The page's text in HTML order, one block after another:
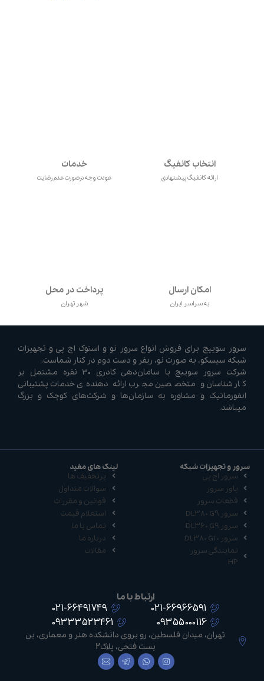
انتخاب کانفیگ
ارائه کانفیگ پیشنهادی
خدمات
عودت وجه درصورت عدم رضایت
امکان ارسال
به سراسر ایران
پرداخت در محل
شهر تهران
سرور سوییچ برای فروش انواع سرور نو و استوک اچ پی و تجهیزات
شبکه سیسکو، به صورت نو، ریفر و دست دوم در کنار شماست.
شرکت سرور سوییچ با سامان‌دهی کادری ۳۰ نفره مشتمل بر
کارشناسان و متخصصین مجرب ارائه دهنده‌ی خدمات پشتیبانی
انفورماتیک و مشاوره به سازمان‌ها و شرکت‌های کوچک و بزرگ
میباشد.
سرور و تجهیزات شبکه
سرور اچ پی
پاور سرور
قطعات سرور
سرور DL380 G9
سرور DL360 G9
سرور DL380 G10
نمایندگی سرور
HP
لینک های مفید
پرتخفیف ها
سوالات متداول
قوانین و مقررات
استعلام قیمت
تماس با ما
درباره ما
مقالات
ارتباط با ما
021-66966591
021-66491749
09355000116
09333523461
تهران، میدان فلسطین، رو بروی دانشکده هنر و معماری، بن
بست فتحی، پلاک2